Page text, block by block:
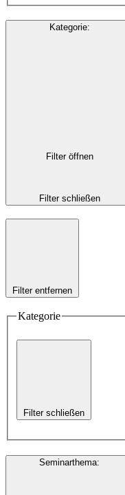
Kategorie:
Filter öffnen
Filter schließen
Filter entfernen
Kategorie
Filter schließen
Seminarthema: